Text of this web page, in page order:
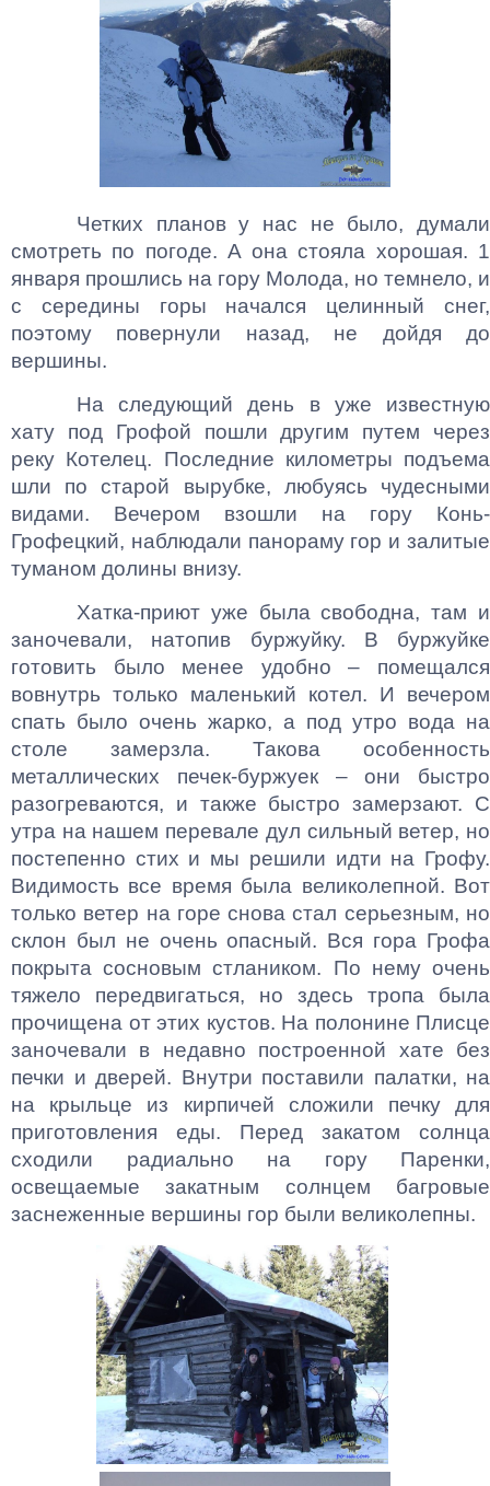
Четких планов у нас не было, думали
смотреть по погоде. А она стояла хорошая. 1
января прошлись на гору Молода, но темнело, и
с середины горы начался целинный снег,
поэтому повернули назад, не дойдя до
вершины.
На следующий день в уже известную
хату под Грофой пошли другим путем через
реку Котелец. Последние километры подъема
шли по старой вырубке, любуясь чудесными
видами. Вечером взошли на гору Конь-
Грофецкий, наблюдали панораму гор и залитые
туманом долины внизу.
Хатка-приют уже была свободна, там и
заночевали, натопив буржуйку. В буржуйке
готовить было менее удобно – помещался
вовнутрь только маленький котел. И вечером
спать было очень жарко, а под утро вода на
столе замерзла. Такова особенность
металлических печек-буржуек – они быстро
разогреваются, и также быстро замерзают. С
утра на нашем перевале дул сильный ветер, но
постепенно стих и мы решили идти на Грофу.
Видимость все время была великолепной. Вот
только ветер на горе снова стал серьезным, но
склон был не очень опасный. Вся гора Грофа
покрыта сосновым стлаником. По нему очень
тяжело передвигаться, но здесь тропа была
прочищена от этих кустов. На полонине Плисце
заночевали в недавно построенной хате без
печки и дверей. Внутри поставили палатки, на
на крыльце из кирпичей сложили печку для
приготовления еды. Перед закатом солнца
сходили радиально на гору Паренки,
освещаемые закатным солнцем багровые
заснеженные вершины гор были великолепны.